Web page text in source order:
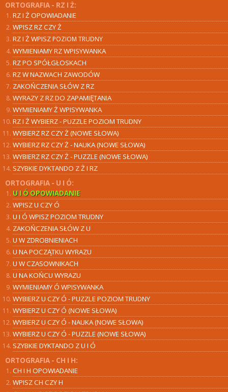
ORTOGRAFIA - RZ I Ż:
RZ I Ż OPOWIADANIE
WPISZ RZ CZY Ż
RZ I Ż WPISZ POZIOM TRUDNY
WYMIENIAMY RZ WPISYWANKA
RZ PO SPÓŁGŁOSKACH
RZ W NAZWACH ZAWODÓW
ZAKOŃCZENIA SŁÓW Z RZ
WYRAZY Z RZ DO ZAPAMIĘTANIA
WYMIENIAMY Ż WPISYWANKA
RZ I Ż WYBIERZ - PUZZLE POZIOM TRUDNY
WYBIERZ RZ CZY Ż (NOWE SŁOWA)
WYBIERZ RZ CZY Ż - NAUKA (NOWE SŁOWA)
WYBIERZ RZ CZY Ż - PUZZLE (NOWE SŁOWA)
SZYBKIE DYKTANDO Z Ż I RZ
ORTOGRAFIA - U I Ó:
U I Ó OPOWIADANIE
WPISZ U CZY Ó
U I Ó WPISZ POZIOM TRUDNY
ZAKOŃCZENIA SŁÓW Z U
U W ZDROBNIENIACH
U NA POCZĄTKU WYRAZU
U W CZASOWNIKACH
U NA KOŃCU WYRAZU
WYMIENIAMY Ó WPISYWANKA
WYBIERZ U CZY Ó - PUZZLE POZIOM TRUDNY
WYBIERZ U CZY Ó (NOWE SŁOWA)
WYBIERZ U CZY Ó - NAUKA (NOWE SŁOWA)
WYBIERZ U CZY Ó - PUZZLE (NOWE SŁOWA)
SZYBKIE DYKTANDO Z U I Ó
ORTOGRAFIA - CH I H:
CH I H OPOWIADANIE
WPISZ CH CZY H